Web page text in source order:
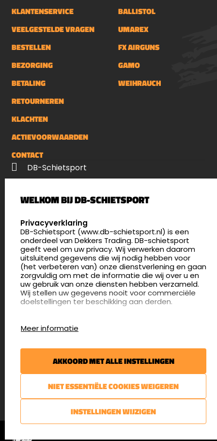
KLANTENSERVICE
VEELGESTELDE VRAGEN
BESTELLEN
BEZORGING
BETALING
RETOURNEREN
KLACHTEN
ACTIEVOORWAARDEN
CONTACT
BALLISTOL
UMAREX
FX AIRGUNS
GAMO
WEIHRAUCH
DB-Schietsport
5411 LX Zeeland
4.8
175 beoordelingen
info@db-schietsport.nl
Openingstijden
Dinsdag en donderdag: 13:00 - 17:00 én 18:00 - 21:00
uur
Afspraak maken
Nieuwsbrief
€5,- kortingsbon voor uw volgende bestelling.
Blijf op de hoogte van het laatste nieuws
© DB-Schietsport 2026 |Algemene voorwaarden|
WELKOM BIJ DB-SCHIETSPORT
SELECT LANGUAGE
Privacyverklaring
DB-Schietsport (www.db-schietsport.nl) is een
onderdeel van Dekkers Trading. DB-schietsport
geeft veel om uw privacy. Wij verwerken daarom
uitsluitend gegevens die wij nodig hebben voor
(het verbeteren van) onze dienstverlening en gaan
zorgvuldig om met de informatie die wij over u en
uw gebruik van onze diensten hebben verzameld.
Wij stellen uw gegevens nooit voor commerciële
doelstellingen ter beschikking aan derden.
website gebruiken en hoe effectief de Adwords-
advertenties van Dekkers trading bij Google
zoekresultaatpagina’s zijn. De aldus verkregen
informatie wordt, met inbegrip van het adres van
uw computer (IP-adres), overgebracht naar en
Verenigde Staten. Lees het privacybeleid van
Google voor meer informatie. U treft ook het
Meer informatie
AKKOORD MET ALLE INSTELLINGEN
NIET ESSENTIËLE COOKIES WEIGEREN
INSTELLINGEN WIJZIGEN